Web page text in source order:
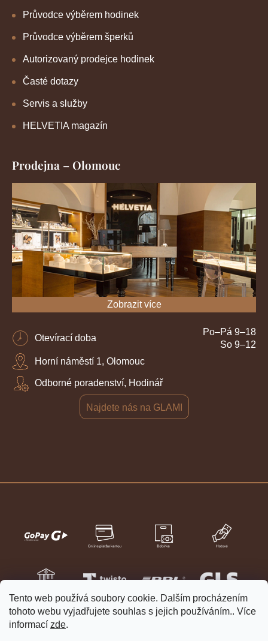
Tento web používá soubory cookie. Dalším procházením
tohoto webu vyjadřujete souhlas s jejich používáním.. Více
informací zde.
Průvodce výběrem hodinek
Průvodce výběrem šperků
Autorizovaný prodejce hodinek
Časté dotazy
Servis a služby
HELVETIA magazín
Prodejna – Olomouc
Zobrazit více
Otevírací doba
Po–Pá 9–18
So 9–12
Horní náměstí 1, Olomouc
Odborné poradenství, Hodinář
Najdete nás na GLAMI